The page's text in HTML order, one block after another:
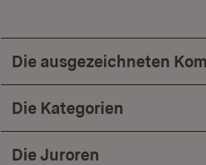
Die ausgezeichneten
Die Kategorien
Die Juroren